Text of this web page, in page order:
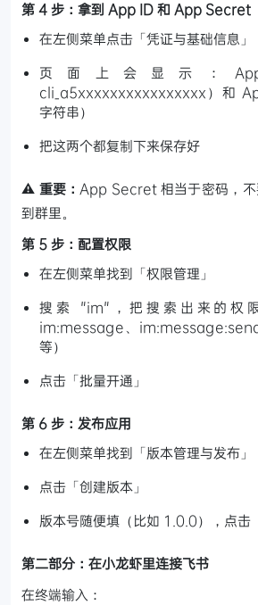
第 4 步：拿到 App ID 和 App Secret
在左侧菜单点击「凭证与基础信息」
页面上会显示：
cli_a5xxxxxxxxxxxxxxxx）和
字符串）
把这两个都复制下来保存好
⚠️ 重要： App Secret 相当于密码，不
到群里。
第 5 步：配置权限
在左侧菜单找到「权限管理」
搜索 "im"，把搜索出来的权
im:message、
等）
点击「批量开通」
第 6 步：发布应用
在左侧菜单找到「版本管理与发布」
点击「创建版本」
版本号随便填（比如 1.0.0），点击
第二部分：在小龙虾里连接飞书
在终端输入：